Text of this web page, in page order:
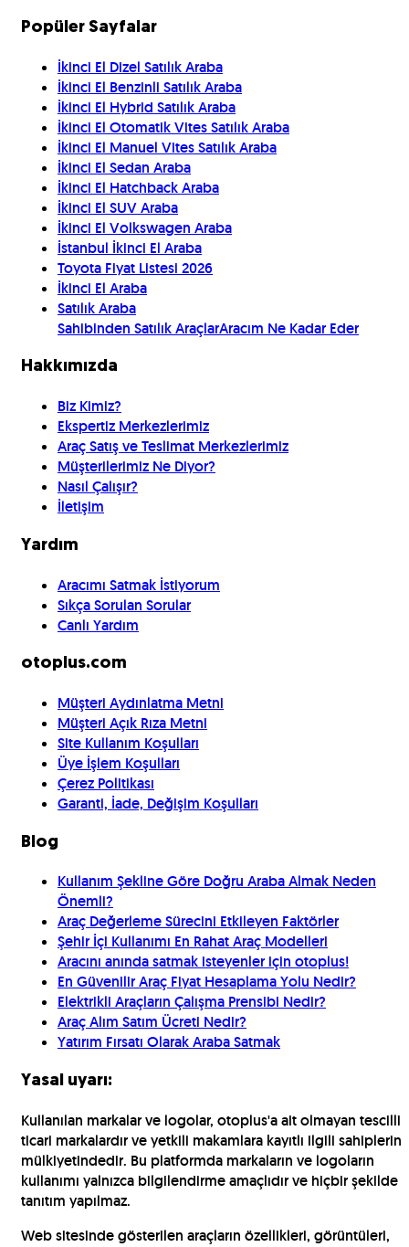
Popüler Sayfalar
İkinci El Dizel Satılık Araba
İkinci El Benzinli Satılık Araba
İkinci El Hybrid Satılık Araba
İkinci El Otomatik Vites Satılık Araba
İkinci El Manuel Vites Satılık Araba
İkinci El Sedan Araba
İkinci El Hatchback Araba
İkinci El SUV Araba
İkinci El Volkswagen Araba
İstanbul İkinci El Araba
Toyota Fiyat Listesi 2026
İkinci El Araba
Satılık Araba
Sahibinden Satılık AraçlarAracım Ne Kadar Eder
Hakkımızda
Biz Kimiz?
Ekspertiz Merkezlerimiz
Araç Satış ve Teslimat Merkezlerimiz
Müşterilerimiz Ne Diyor?
Nasıl Çalışır?
İletişim
Yardım
Aracımı Satmak İstiyorum
Sıkça Sorulan Sorular
Canlı Yardım
otoplus.com
Müşteri Aydınlatma Metni
Müşteri Açık Rıza Metni
Site Kullanım Koşulları
Üye İşlem Koşulları
Çerez Politikası
Garanti, İade, Değişim Koşulları
Blog
Kullanım Şekline Göre Doğru Araba Almak Neden
Önemli?
Araç Değerleme Sürecini Etkileyen Faktörler
Şehir İçi Kullanımı En Rahat Araç Modelleri
Aracını anında satmak isteyenler için otoplus!
En Güvenilir Araç Fiyat Hesaplama Yolu Nedir?
Elektrikli Araçların Çalışma Prensibi Nedir?
Araç Alım Satım Ücreti Nedir?
Yatırım Fırsatı Olarak Araba Satmak
Yasal uyarı:
Kullanılan markalar ve logolar, otoplus'a ait olmayan tescilli
ticari markalardır ve yetkili makamlara kayıtlı ilgili sahiplerin
mülkiyetindedir. Bu platformda markaların ve logoların
kullanımı yalnızca bilgilendirme amaçlıdır ve hiçbir şekilde
tanıtım yapılmaz.
Web sitesinde gösterilen araçların özellikleri, görüntüleri,